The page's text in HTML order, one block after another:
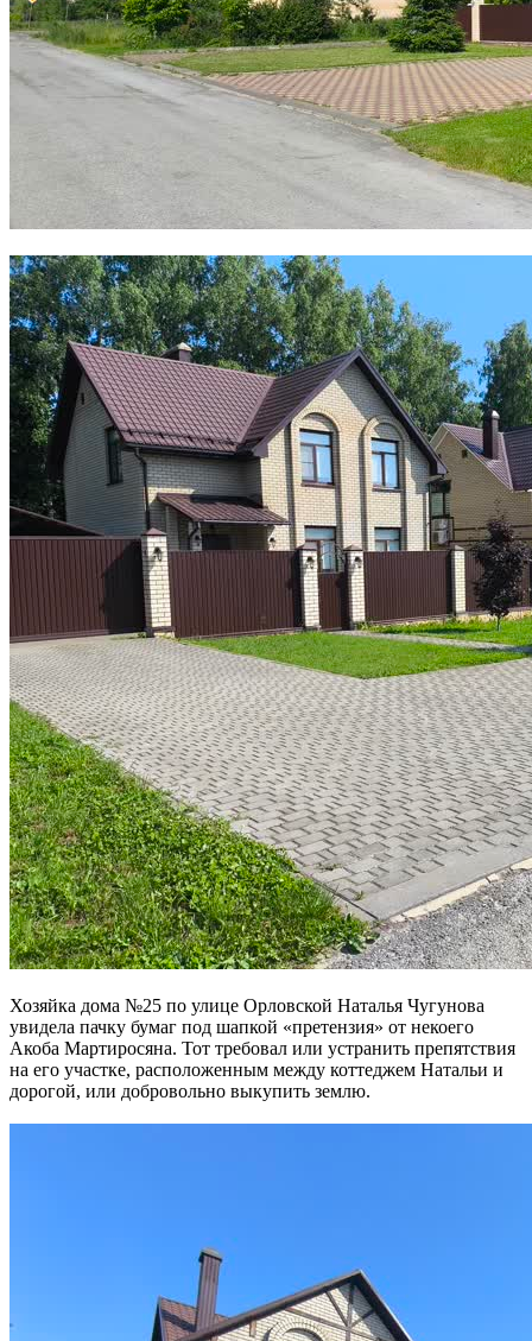
Хозяйка дома №25 по улице Орловской Наталья Чугунова
увидела пачку бумаг под шапкой «претензия» от некоего
Акоба Мартиросяна. Тот требовал или устранить препятствия
на его участке, расположенным между коттеджем Натальи и
дорогой, или добровольно выкупить землю.